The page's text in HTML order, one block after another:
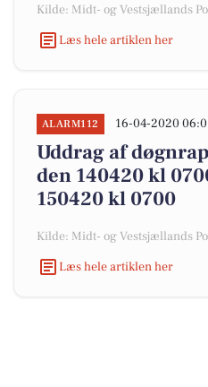
Kilde: Midt- og Vestsjællands
Læs hele artiklen her
ALARM112 16-04-2020
Uddrag af
den 140420 kl
150420 kl 0700
Kilde: Midt- og Vestsjællands
Læs hele artiklen her